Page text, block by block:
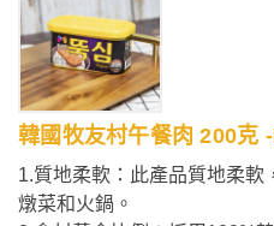
韓國牧友村午餐肉 200克
1.質地柔軟：此產品質地柔軟
燉菜和火鍋。